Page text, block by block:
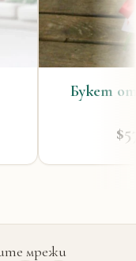
Букет
мрежи